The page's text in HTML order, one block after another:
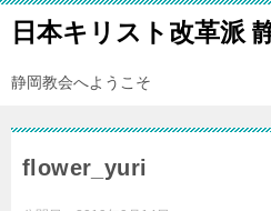
日本キリスト改革派
静岡教会へようこそ
flower_yuri